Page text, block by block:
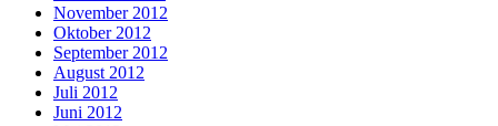
November 2012
Oktober 2012
September 2012
August 2012
Juli 2012
Juni 2012